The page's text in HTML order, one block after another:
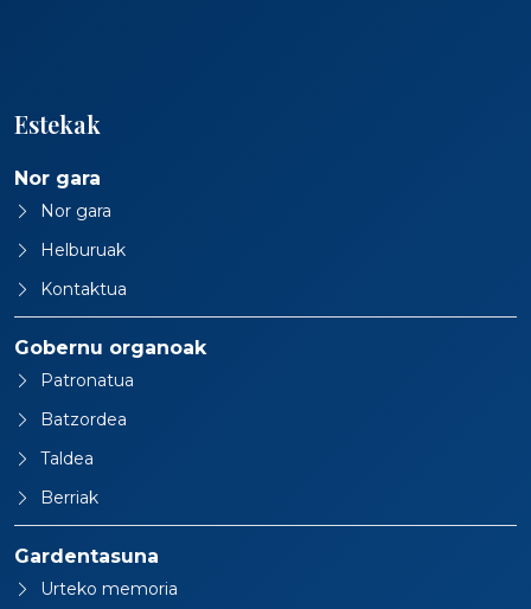
Estekak
Nor gara
Nor gara
Helburuak
Kontaktua
Gobernu organoak
Patronatua
Batzordea
Taldea
Berriak
Gardentasuna
Urteko memoria